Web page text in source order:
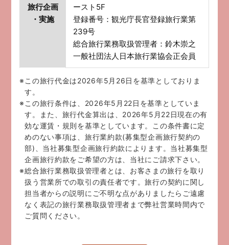
旅行企画
・実施
ースト5F
登録番号：観光庁長官登録旅行業第
239号
総合旅行業務取扱管理者：鈴木崇之
一般社団法人日本旅行業協会正会員
※この旅行代金は2026年5月26日を基準としておりま
す。
※この旅行条件は、2026年5月22日を基準としていま
す。また、旅行代金算出は、2026年5月22日現在の有
効な運賃・規則を基準としています。この条件書に定
めのない事項は、旅行業約款(募集型企画旅行契約の
部)、当社募集型企画旅行約款によります。当社募集型
企画旅行約款をご希望の方は、当社にご請求下さい。
※総合旅行業務取扱管理者とは、お客さまの旅行を取り
扱う営業所での取引の責任者です。旅行の契約に関し
担当者からの説明にご不明な点がありましたらご遠慮
なく表記の旅行業務取扱管理者まで弊社営業時間内で
ご質問ください。